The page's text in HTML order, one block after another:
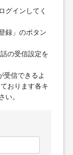
グインしてく
録」のボタン
の受信設定を
受信できるよ
おります各キ
い。